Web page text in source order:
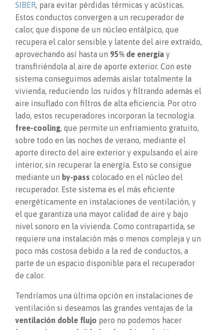
SIBER, para evitar pérdidas térmicas y acústicas.
Estos conductos convergen a un recuperador de
calor, que dispone de un núcleo entálpico, que
recupera el calor sensible y latente del aire extraído,
aprovechando así hasta un 95% de energía y
transfiriéndola al aire de aporte exterior. Con este
sistema conseguimos además aislar totalmente la
vivienda, reduciendo los ruidos y filtrando además el
aire insuflado con filtros de alta eficiencia. Por otro
lado, estos recuperadores incorporan la tecnología
free-cooling, que permite un enfriamiento gratuito,
sobre todo en las noches de verano, mediante el
aporte directo del aire exterior y expulsando el aire
interior, sin recuperar la energía. Esto se consigue
mediante un by-pass colocado en el núcleo del
recuperador. Este sistema es el más eficiente
energéticamente en instalaciones de ventilación, y
el que garantiza una mayor calidad de aire y bajo
nivel sonoro en la vivienda. Como contrapartida, se
requiere una instalación más o menos compleja y un
poco más costosa debido a la red de conductos, a
parte de un espacio disponible para el recuperador
de calor.
Tendríamos una última opción en instalaciones de
ventilación si deseamos las grandes ventajas de la
ventilación doble flujo pero no podemos hacer